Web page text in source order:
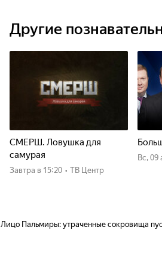
большой интерес и была
Другие
СМЕРШ. Ловушка для
самурая
Завтра в 15:20 • ТВ Центр
вс,
Лицо Пальмиры: утраченные сокровища